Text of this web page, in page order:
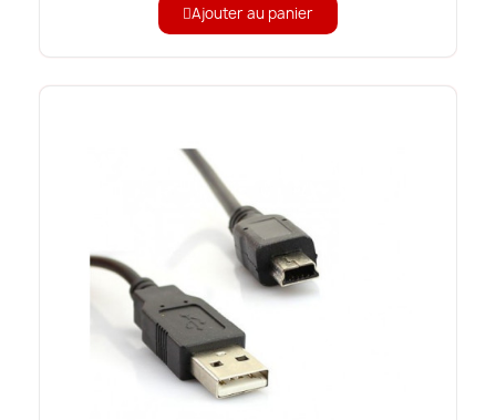
Ajouter au panier